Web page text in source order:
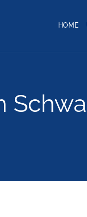
HOME